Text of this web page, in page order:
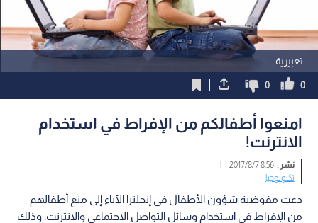
تعبيرية
0
0
امنعوا أطفالكم من الإفراط في استخدام
الانترنت!
نشر :8:56 2017/8/7
|
تكنولوجيا
دعت مفوضية شؤون الأطفال في إنجلترا الآباء إلى منع أطفالهم
من الإفراط في استخدام وسائل التواصل الاجتماعي والانترنت، وذلك